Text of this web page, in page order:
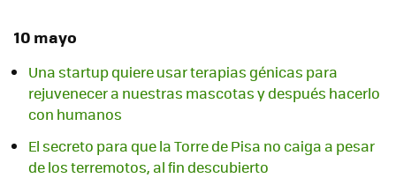
10 mayo
Una startup quiere usar terapias génicas para
rejuvenecer a nuestras mascotas y después hacerlo
con humanos
El secreto para que la Torre de Pisa no caiga a pesar
de los terremotos, al fin descubierto